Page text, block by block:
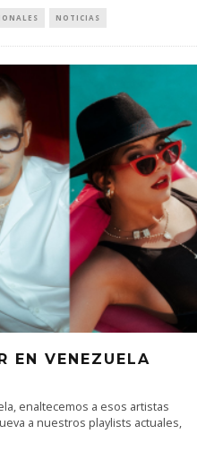
NOTICIAS
EN VENEZUELA
enaltecemos a esos artistas
a nuestros playlists actuales,